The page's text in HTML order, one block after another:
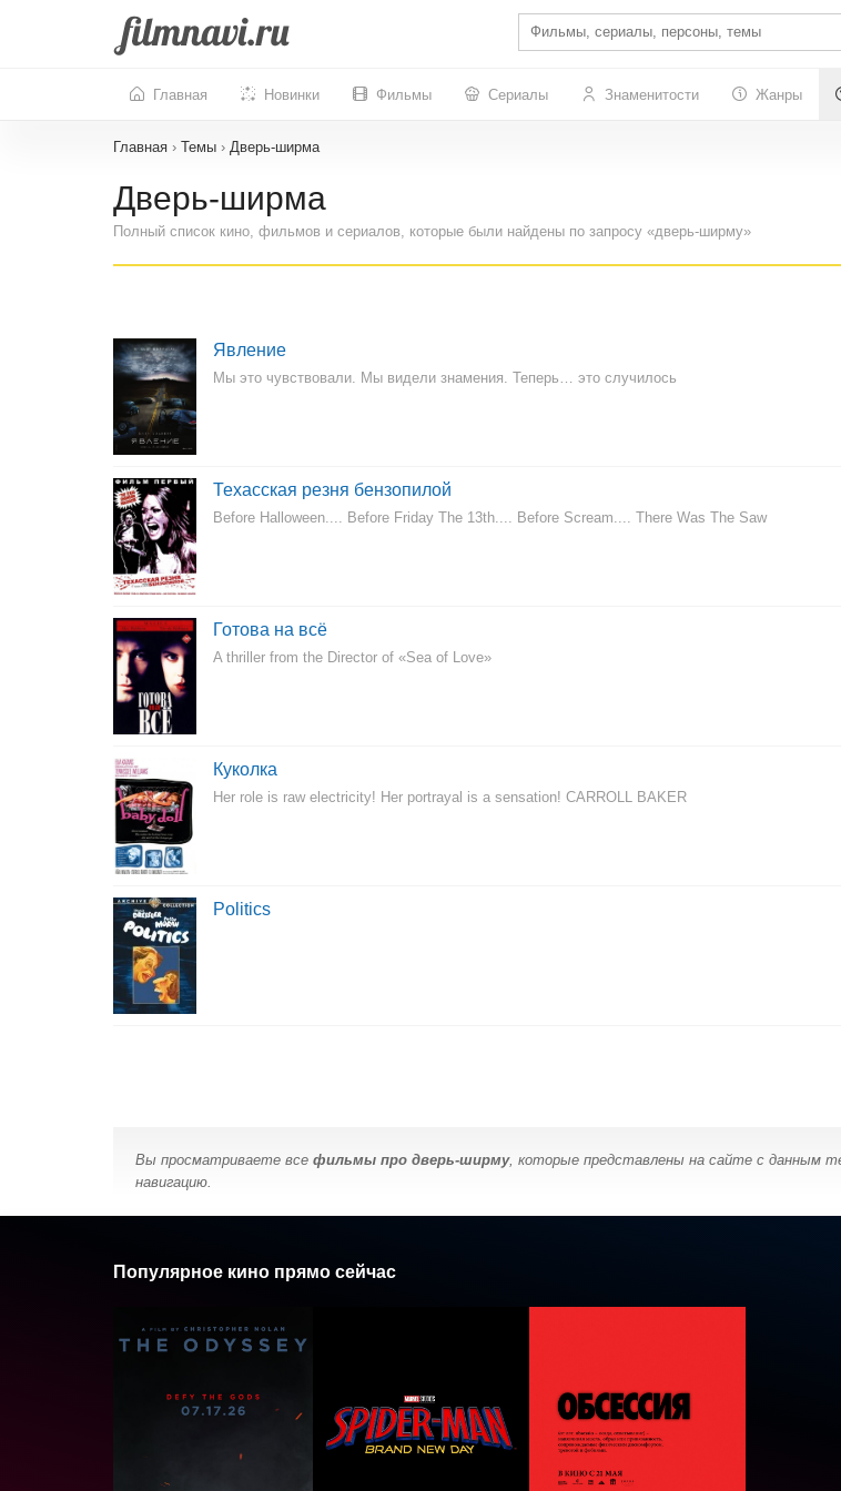
Главная Новинки Фильмы Сериалы Знаменитости Жанры
Главная › Темы › Дверь-ширма
Дверь-ширма
Полный список кино, фильмов и сериалов, которые были найдены по запросу «дверь-ширму»
Явление
Мы это чувствовали. Мы видели знамения. Теперь… это случилось
Техасская резня бензопилой
Before Halloween.... Before Friday The 13th.... Before Scream.... There Was The Saw
Готова на всё
A thriller from the Director of «Sea of Love»
Куколка
Her role is raw electricity! Her portrayal is a sensation! CARROLL BAKER
Politics
Вы просматриваете все фильмы про дверь-ширму, которые представлены на сайте с данным
навигацию.
Популярное кино прямо сейчас